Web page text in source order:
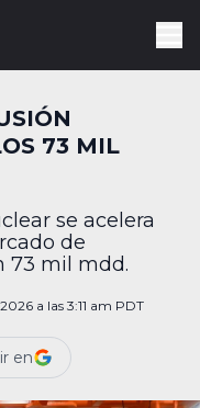
73 MIL
se acelera
de
73 mil mdd.
a las 3:11 am PDT
en